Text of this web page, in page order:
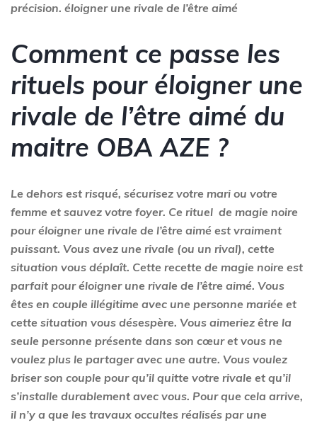
précision. éloigner une rivale de l’être aimé
Comment ce passe les
rituels pour éloigner une
rivale de l’être aimé du
maitre OBA AZE?
Le dehors est risqué, sécurisez votre mari ou votre
femme et sauvez votre foyer. Ce rituel de magie noire
pour éloigner une rivale de l’être aimé est vraiment
puissant. Vous avez une rivale (ou un rival), cette
situation vous déplaît. Cette recette de magie noire est
parfait pour éloigner une rivale de l’être aimé. Vous
êtes en couple illégitime avec une personne mariée et
cette situation vous désespère. Vous aimeriez être la
seule personne présente dans son cœur et vous ne
voulez plus le partager avec une autre. Vous voulez
briser son couple pour qu’il quitte votre rivale et qu’il
s’installe durablement avec vous. Pour que cela arrive,
il n’y a que les travaux occultes réalisés par une